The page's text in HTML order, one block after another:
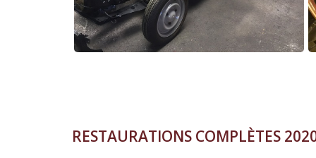
RESTAURATIONS COMPLÈTES